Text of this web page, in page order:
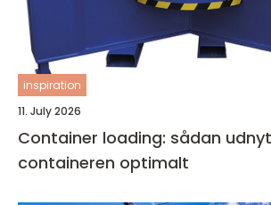
inspiration
11. July 2026
Container loading: sådan
containeren optimalt